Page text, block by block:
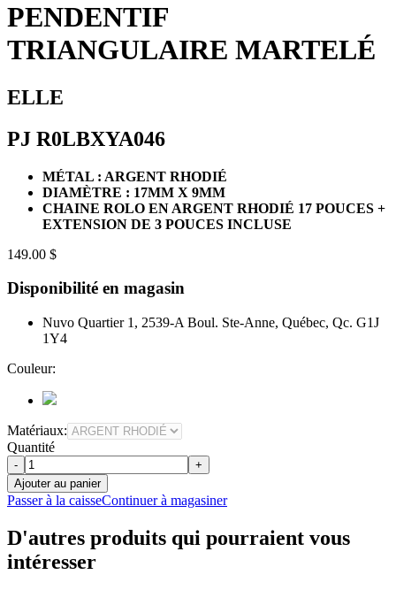
PENDENTIF
TRIANGULAIRE MARTELÉ
ELLE
PJ R0LBXYA046
MÉTAL : ARGENT RHODIÉ
DIAMÈTRE : 17MM X 9MM
CHAINE ROLO EN ARGENT RHODIÉ 17 POUCES +
EXTENSION DE 3 POUCES INCLUSE
149.00 $
Disponibilité en magasin
Nuvo Quartier 1, 2539-A Boul. Ste-Anne, Québec, Qc. G1J
1Y4
Couleur:
Matériaux:
Quantité
-
+
Ajouter au panier
Passer à la caisseContinuer à magasiner
D'autres produits qui pourraient vous
intéresser